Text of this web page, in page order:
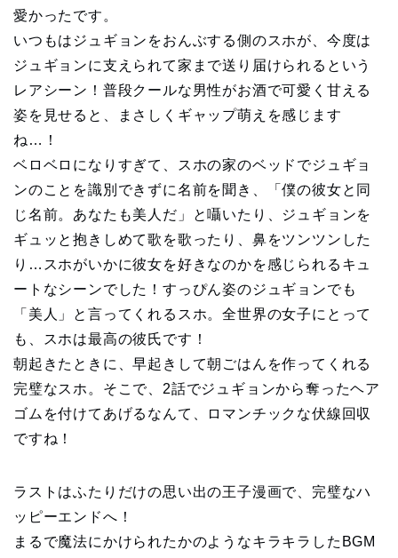
愛かったです。
いつもはジュギョンをおんぶする側のスホが、今度は
ジュギョンに支えられて家まで送り届けられるという
レアシーン！普段クールな男性がお酒で可愛く甘える
姿を見せると、まさしくギャップ萌えを感じます
ね…！
ベロベロになりすぎて、スホの家のベッドでジュギョ
ンのことを識別できずに名前を聞き、「僕の彼女と同
じ名前。あなたも美人だ」と囁いたり、ジュギョンを
ギュッと抱きしめて歌を歌ったり、鼻をツンツンした
り…スホがいかに彼女を好きなのかを感じられるキュ
ートなシーンでした！すっぴん姿のジュギョンでも
「美人」と言ってくれるスホ。全世界の女子にとって
も、スホは最高の彼氏です！
朝起きたときに、早起きして朝ごはんを作ってくれる
完璧なスホ。そこで、2話でジュギョンから奪ったヘア
ゴムを付けてあげるなんて、ロマンチックな伏線回収
ですね！
ラストはふたりだけの思い出の王子漫画で、完璧なハ
ッピーエンドへ！
まるで魔法にかけられたかのようなキラキラしたBGM